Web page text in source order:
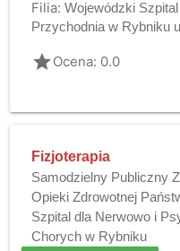
Filia: Wojewódzki
Przychodnia w Rybniku
gradeOcena: 0.0
Fizjoterapia
Samodzielny Publiczny
Opieki Zdrowotnej
Szpital dla Nerwowo i
Chorych w Rybniku